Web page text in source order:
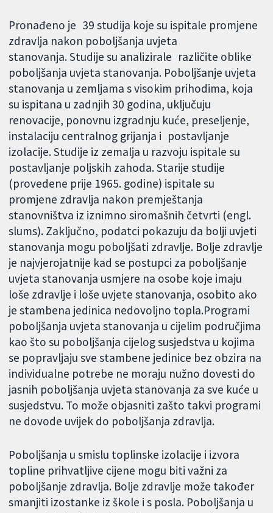
Pronađeno je 39 studija koje su ispitale promjene
zdravlja nakon poboljšanja uvjeta
stanovanja. Studije su analizirale različite oblike
poboljšanja uvjeta stanovanja. Poboljšanje uvjeta
stanovanja u zemljama s visokim prihodima, koja
su ispitana u zadnjih 30 godina, uključuju
renovacije, ponovnu izgradnju kuće, preseljenje,
instalaciju centralnog grijanja i postavljanje
izolacije. Studije iz zemalja u razvoju ispitale su
postavljanje poljskih zahoda. Starije studije
(provedene prije 1965. godine) ispitale su
promjene zdravlja nakon premještanja
stanovništva iz iznimno siromašnih četvrti (engl.
slums). Zaključno, podatci pokazuju da bolji uvjeti
stanovanja mogu poboljšati zdravlje. Bolje zdravlje
je najvjerojatnije kad se postupci za poboljšanje
uvjeta stanovanja usmjere na osobe koje imaju
loše zdravlje i loše uvjete stanovanja, osobito ako
je stambena jedinica nedovoljno topla.Programi
poboljšanja uvjeta stanovanja u cijelim područjima
kao što su poboljšanja cijelog susjedstva u kojima
se popravljaju sve stambene jedinice bez obzira na
individualne potrebe ne moraju nužno dovesti do
jasnih poboljšanja uvjeta stanovanja za sve kuće u
susjedstvu. To može objasniti zašto takvi programi
ne dovode uvijek do poboljšanja zdravlja.
Poboljšanja u smislu toplinske izolacije i izvora
topline prihvatljive cijene mogu biti važni za
poboljšanje zdravlja. Bolje zdravlje može također
smanjiti izostanke iz škole i s posla. Poboljšanja u